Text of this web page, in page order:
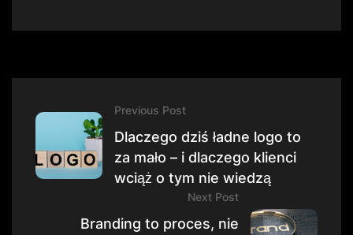
Previous Post
Dlaczego dziś ładne logo to
za mało – i dlaczego klienci
wciąż o tym nie wiedzą
Next Post
Branding to proces, nie